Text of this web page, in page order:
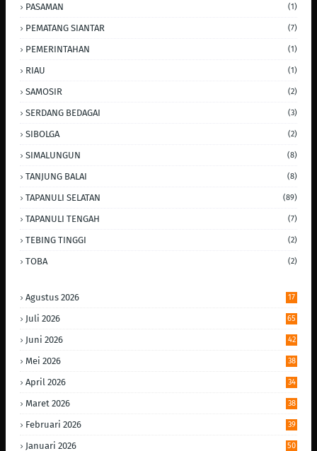
PASAMAN (1)
PEMATANG SIANTAR (7)
PEMERINTAHAN (1)
RIAU (1)
SAMOSIR (2)
SERDANG BEDAGAI (3)
SIBOLGA (2)
SIMALUNGUN (8)
TANJUNG BALAI (8)
TAPANULI SELATAN (89)
TAPANULI TENGAH (7)
TEBING TINGGI (2)
TOBA (2)
Agustus 2026 17
Juli 2026 65
Juni 2026 42
Mei 2026 38
April 2026 34
Maret 2026 38
Februari 2026 39
Januari 2026 50